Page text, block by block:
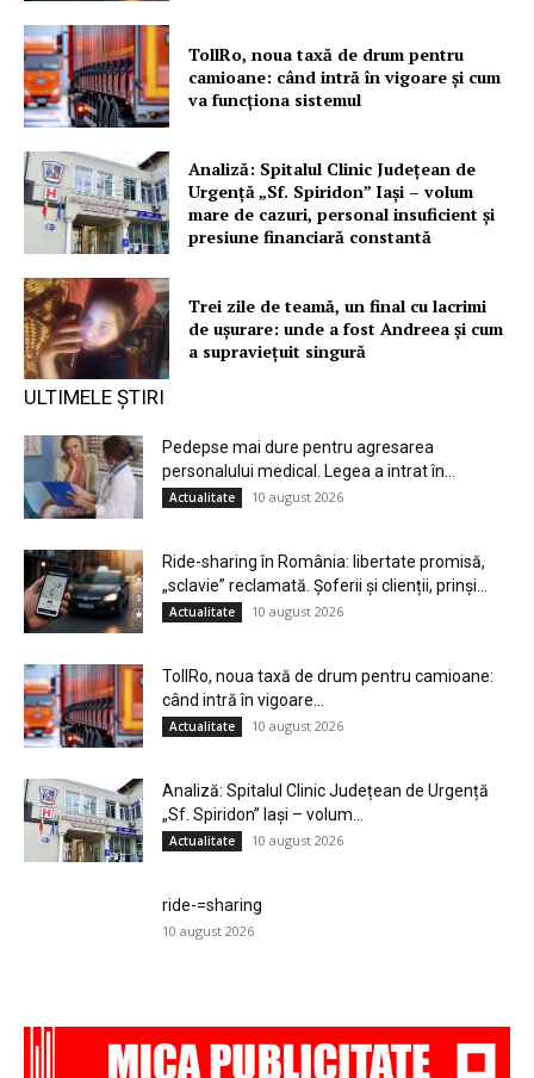
TollRo, noua taxă de drum pentru
camioane: când intră în vigoare și cum
va funcționa sistemul
Analiză: Spitalul Clinic Județean de
Urgență „Sf. Spiridon” Iași – volum
mare de cazuri, personal insuficient și
presiune financiară constantă
Trei zile de teamă, un final cu lacrimi
de ușurare: unde a fost Andreea și cum
a supraviețuit singură
ULTIMELE ȘTIRI
Pedepse mai dure pentru agresarea
personalului medical. Legea a intrat în...
Actualitate 10 august 2026
Ride-sharing în România: libertate promisă,
„sclavie” reclamată. Șoferii și clienții, prinși...
Actualitate 10 august 2026
TollRo, noua taxă de drum pentru camioane:
când intră în vigoare...
Actualitate 10 august 2026
Analiză: Spitalul Clinic Județean de Urgență
„Sf. Spiridon” Iași – volum...
Actualitate 10 august 2026
ride-=sharing
10 august 2026